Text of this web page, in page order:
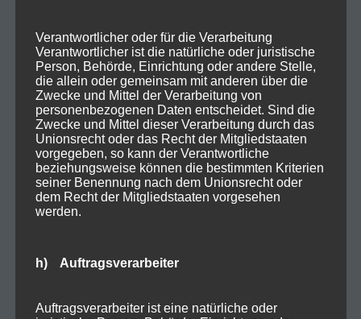
Verantwortlicher oder für die Verarbeitung
Verantwortlicher ist die natürliche oder juristische
Person, Behörde, Einrichtung oder andere Stelle,
die allein oder gemeinsam mit anderen über die
Zwecke und Mittel der Verarbeitung von
personenbezogenen Daten entscheidet. Sind die
Zwecke und Mittel dieser Verarbeitung durch das
Unionsrecht oder das Recht der Mitgliedstaaten
vorgegeben, so kann der Verantwortliche
beziehungsweise können die bestimmten Kriterien
seiner Benennung nach dem Unionsrecht oder
dem Recht der Mitgliedstaaten vorgesehen
werden.
h) Auftragsverarbeiter
Auftragsverarbeiter ist eine natürliche oder